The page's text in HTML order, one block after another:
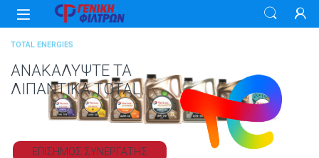
Skip to navigation
Skip to content
ΑΝΑΚΑΛΥΨΤΕ ΤΑ
ΛΙΠΑΝΤΙΚΑ TOTAL
ΕΠΙΣΗΜΟΣ ΣΥΝΕΡΓΑΤΗΣ